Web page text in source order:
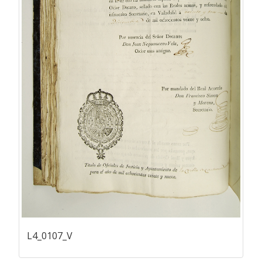
L4_0107_V